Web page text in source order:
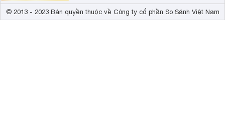
© 2013 - 2023 Bản quyền thuộc về Công ty cổ phần So Sánh Việt Nam